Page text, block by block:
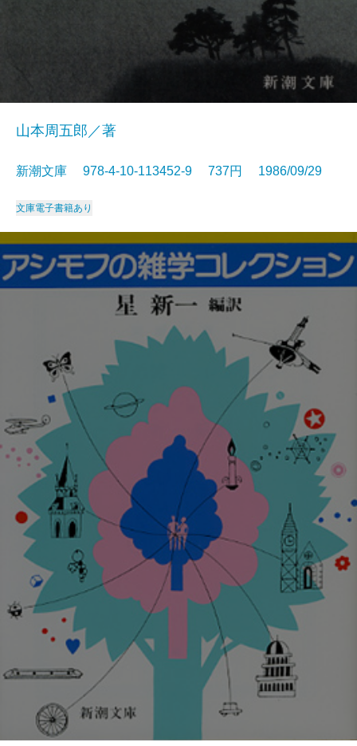
山本周五郎／著
新潮文庫 978-4-10-113452-9 737円 1986/09/29
文庫電子書籍あり